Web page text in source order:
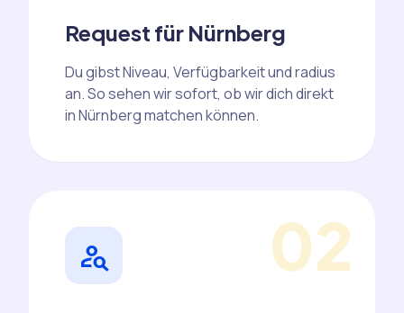
Request für Nürnberg
Du gibst Niveau, Verfügbarkeit und radius
an. So sehen wir sofort, ob wir dich direkt
in Nürnberg matchen können.
02
person_search